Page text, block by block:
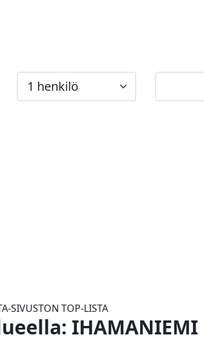
SIVUSTON TOP-LISTA
IHAMANIEMI